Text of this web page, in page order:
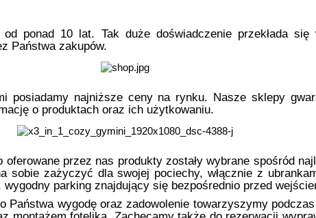
ponad 10 lat. Tak duże doświadczenie przekłada
Państwa zakupów.
posiadamy najniższe ceny na rynku. Nasze sklepy
o produktach oraz ich użytkowaniu.
przez nas produkty zostały wybrane spośród
sobie zażyczyć dla swojej pociechy, włącznie z
parking znajdujący się bezpośrednio przed
wygodę oraz zadowolenie towarzyszymy